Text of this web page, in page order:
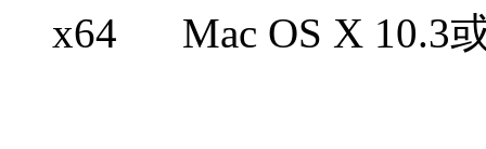
x64 Mac OS X 10.3